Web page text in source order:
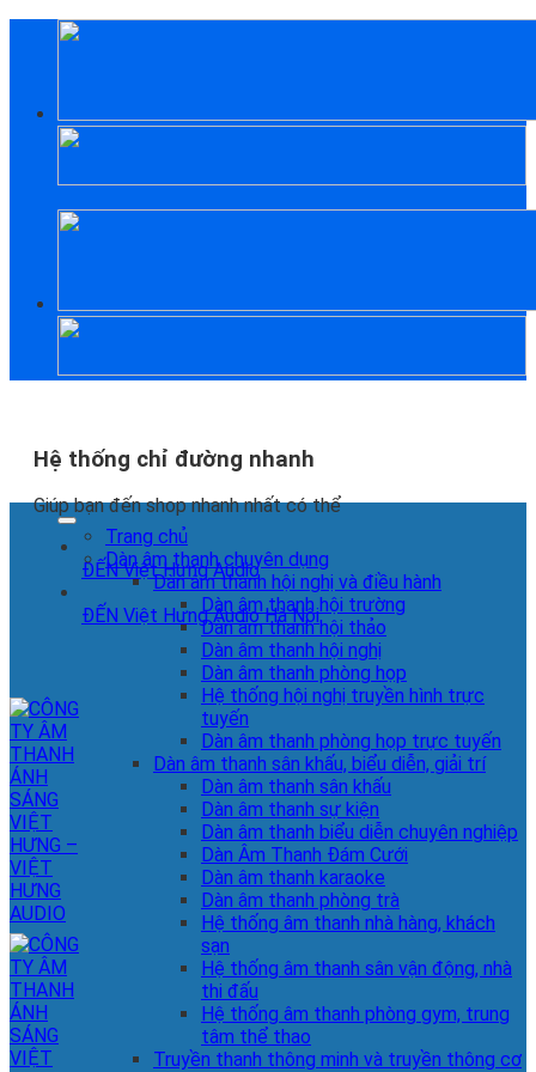
Hệ thống chỉ đường nhanh
Giúp bạn đến shop nhanh nhất có thể
ĐẾN Việt Hưng Audio
ĐẾN Việt Hưng Audio Hà Nội
Trang chủ
Dàn âm thanh chuyên dụng
Dàn âm thanh hội nghị và điều hành
Dàn âm thanh hội trường
Dàn âm thanh hội thảo
Dàn âm thanh hội nghị
Dàn âm thanh phòng họp
Hệ thống hội nghị truyền hình trực
tuyến
Dàn âm thanh phòng họp trực tuyến
Dàn âm thanh sân khấu, biểu diễn, giải trí
Dàn âm thanh sân khấu
Dàn âm thanh sự kiện
Dàn âm thanh biểu diễn chuyên nghiệp
Dàn Âm Thanh Đám Cưới
Dàn âm thanh karaoke
Dàn âm thanh phòng trà
Hệ thống âm thanh nhà hàng, khách
sạn
Hệ thống âm thanh sân vận động, nhà
thi đấu
Hệ thống âm thanh phòng gym, trung
tâm thể thao
Truyền thanh thông minh và truyền thông cơ